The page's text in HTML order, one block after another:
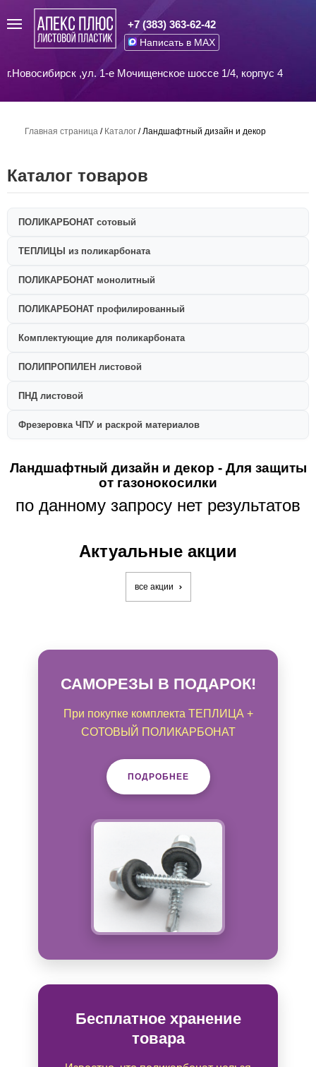
+7 (383) 363-62-42
Написать в MAX
г.Новосибирск ,ул. 1-е Мочищенское шоссе 1/4, корпус 4
Главная страница / Каталог /Ландшафтный дизайн и декор
Каталог товаров
ПОЛИКАРБОНАТ сотовый
ТЕПЛИЦЫ из поликарбоната
ПОЛИКАРБОНАТ монолитный
ПОЛИКАРБОНАТ профилированный
Комплектующие для поликарбоната
ПОЛИПРОПИЛЕН листовой
ПНД листовой
Фрезеровка ЧПУ и раскрой материалов
Ландшафтный дизайн и декор - Для защиты
от газонокосилки
по данному запросу нет результатов
Актуальные акции
все акции
САМОРЕЗЫ В ПОДАРОК!
При покупке комплекта ТЕПЛИЦА +
СОТОВЫЙ ПОЛИКАРБОНАТ
ПОДРОБНЕЕ
Бесплатное хранение
товара